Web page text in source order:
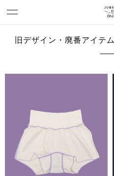
旧デザイン・廃番アイテ